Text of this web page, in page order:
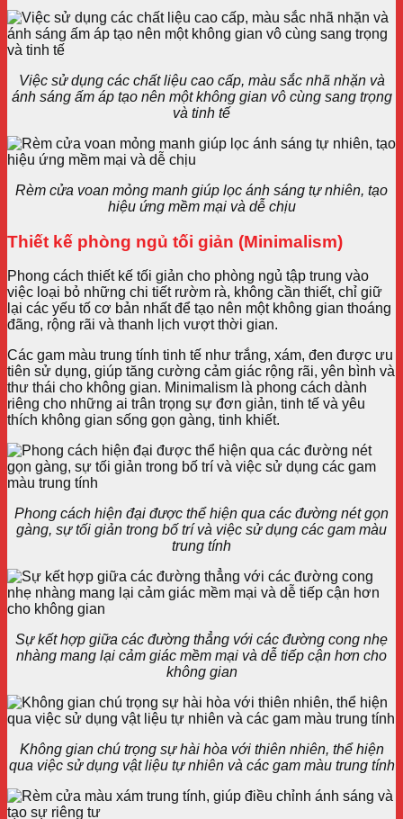
Việc sử dụng các chất liệu cao cấp, màu sắc nhã nhặn và
ánh sáng ấm áp tạo nên một không gian vô cùng sang trọng
và tinh tế
Rèm cửa voan mỏng manh giúp lọc ánh sáng tự nhiên, tạo
hiệu ứng mềm mại và dễ chịu
Thiết kế phòng ngủ tối giản (Minimalism)
Phong cách thiết kế tối giản cho phòng ngủ tập trung vào
việc loại bỏ những chi tiết rườm rà, không cần thiết, chỉ giữ
lại các yếu tố cơ bản nhất để tạo nên một không gian thoáng
đãng, rộng rãi và thanh lịch vượt thời gian.
Các gam màu trung tính tinh tế như trắng, xám, đen được ưu
tiên sử dụng, giúp tăng cường cảm giác rộng rãi, yên bình và
thư thái cho không gian. Minimalism là phong cách dành
riêng cho những ai trân trọng sự đơn giản, tinh tế và yêu
thích không gian sống gọn gàng, tinh khiết.
Phong cách hiện đại được thể hiện qua các đường nét gọn
gàng, sự tối giản trong bố trí và việc sử dụng các gam màu
trung tính
Sự kết hợp giữa các đường thẳng với các đường cong nhẹ
nhàng mang lại cảm giác mềm mại và dễ tiếp cận hơn cho
không gian
Không gian chú trọng sự hài hòa với thiên nhiên, thể hiện
qua việc sử dụng vật liệu tự nhiên và các gam màu trung tính